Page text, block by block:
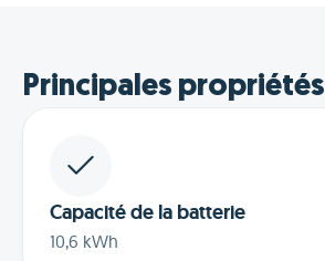
Principales propriétés
Capacité de la batterie
10,6 kWh